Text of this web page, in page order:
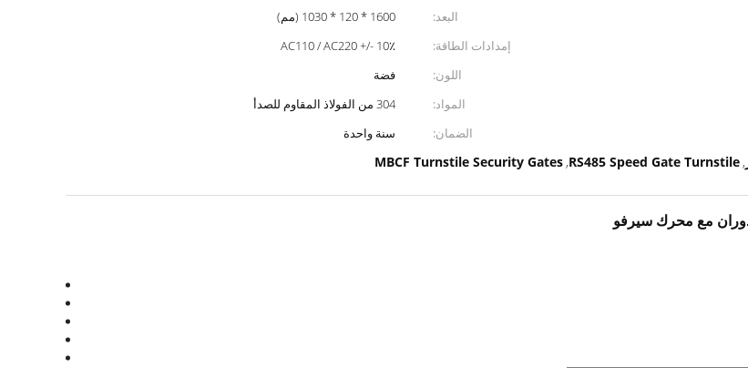
البعد:
1600 * 120 * 1030 (مم)
إمدادات الطاقة:
AC110 / AC220 +/- 10٪
اللون:
فضة
المواد:
304 من الفولاذ المقاوم للصدأ
الضمان:
سنة واحدة
,
RS485 Speed ​​Gate Turnstile
,
MBCF Turnstile Security Gates